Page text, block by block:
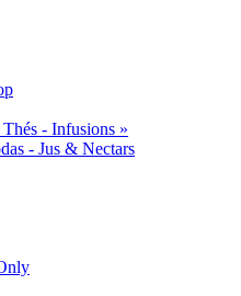
- Infusions »
- Jus & Nectars